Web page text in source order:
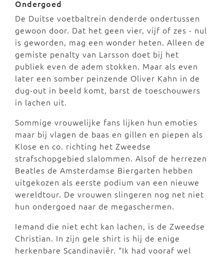
Ondergoed
De Duitse voetbaltrein denderde ondertussen
gewoon door. Dat het geen vier, vijf of zes - nul
is geworden, mag een wonder heten. Alleen de
gemiste penalty van Larsson doet bij het
publiek even de adem stokken. Maar als even
later een somber peinzende Oliver Kahn in de
dug-out in beeld komt, barst de toeschouwers
in lachen uit.
Sommige vrouwelijke fans lijken hun emoties
maar bij vlagen de baas en gillen en piepen als
Klose en co. richting het Zweedse
strafschopgebied slalommen. Alsof de herrezen
Beatles de Amsterdamse Biergarten hebben
uitgekozen als eerste podium van een nieuwe
wereldtour. De vrouwen slingeren nog net niet
hun ondergoed naar de megaschermen.
Iemand die niet echt kan lachen, is de Zweedse
Christian. In zijn gele shirt is hij de enige
herkenbare Scandinaviër. “Ik had vooraf wel